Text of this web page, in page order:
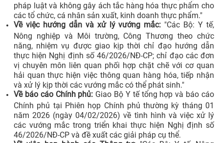
pháp luật và không gây ách tắc hàng hóa thực phẩm cho
các tổ chức, cá nhân sản xuất, kinh doanh thực phẩm."
Về việc hướng dẫn và xử lý vướng mắc: "Các Bộ: Y tế,
Nông nghiệp và Môi trường, Công Thương theo chức
năng, nhiệm vụ được giao kịp thời chỉ đạo hướng dẫn
thực hiện Nghị định số 46/2026/NĐ-CP; chỉ đạo các đơn
vị chuyên môn liên quan phối hợp chặt chẽ với cơ quan
hải quan thực hiện việc thông quan hàng hóa, tiếp nhận
và xử lý kịp thời các vướng mắc có thể phát sinh."
Về báo cáo Chính phủ: Giao Bộ Y tế tổng hợp và báo cáo
Chính phủ tại Phiên họp Chính phủ thường kỳ tháng 01
năm 2026 (ngày 04/02/2026) về tình hình và việc xử lý
các vướng mắc trong triển khai thực hiện Nghị định số
46/2026/NĐ-CP và đề xuất các giải pháp cụ thể.